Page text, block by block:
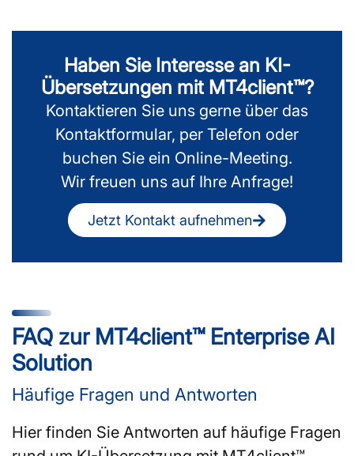
Haben Sie Interesse an KI-
Übersetzungen mit MT4client™?
Kontaktieren Sie uns gerne über das
Kontaktformular, per Telefon oder
buchen Sie ein Online-Meeting.
Wir freuen uns auf Ihre Anfrage!
Jetzt Kontakt aufnehmen
FAQ zur MT4client™ Enterprise AI
Solution
Häufige Fragen und Antworten
Hier finden Sie Antworten auf häufige Fragen